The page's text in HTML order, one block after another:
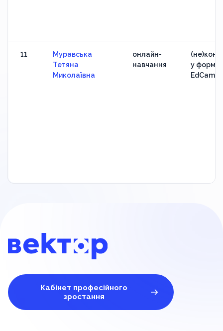
11
Муравська
Тетяна
Миколаївна
онлайн-
навчання
у
EdCamp
Кабінет професійного
зростання